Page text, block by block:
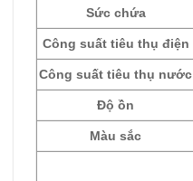
Sức chứa
Công suất tiêu thụ điện
Công suất tiêu thụ nước
Độ ồn
Màu sắc